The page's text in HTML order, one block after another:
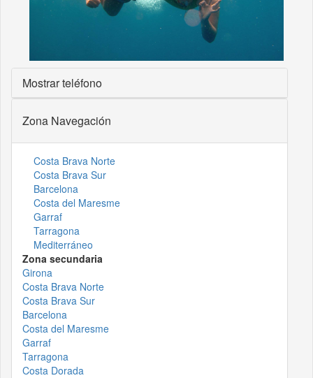
Mostrar teléfono
Zona Navegación
Costa Brava Norte
Costa Brava Sur
Barcelona
Costa del Maresme
Garraf
Tarragona
Mediterráneo
Zona secundaria
Girona
Costa Brava Norte
Costa Brava Sur
Barcelona
Costa del Maresme
Garraf
Tarragona
Costa Dorada